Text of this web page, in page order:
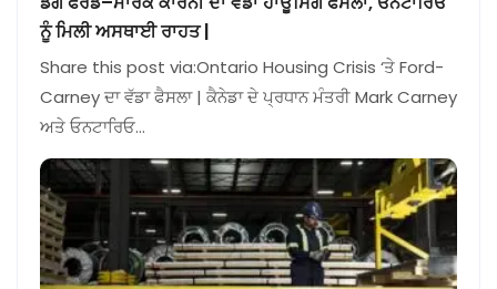
ਨੂੰ ਮਿਲੀ ਅਸਥਾਈ ਰਾਹਤ |
Share this post via:Ontario Housing Crisis ‘ਤੇ Ford-
Carney ਦਾ ਵੱਡਾ ਫੈਸਲਾ | ਕੈਨੇਡਾ ਦੇ ਪ੍ਰਧਾਨ ਮੰਤਰੀ Mark Carney
ਅਤੇ ਓਨਟਾਰਿਓ…